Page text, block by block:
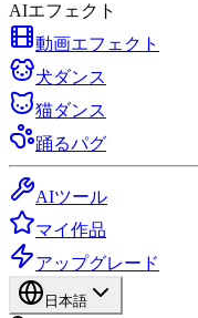
AIエフェクト
動画エフェクト
犬ダンス
猫ダンス
踊るパグ
AIツール
マイ作品
アップグレード
日本語